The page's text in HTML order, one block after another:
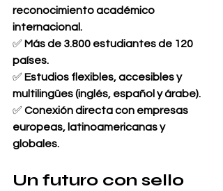
reconocimiento académico
internacional.
✅ Más de 3.800 estudiantes de 120
países.
✅ Estudios flexibles, accesibles y
multilingües (inglés, español y árabe).
✅ Conexión directa con empresas
europeas, latinoamericanas y
globales.
Un futuro con sello